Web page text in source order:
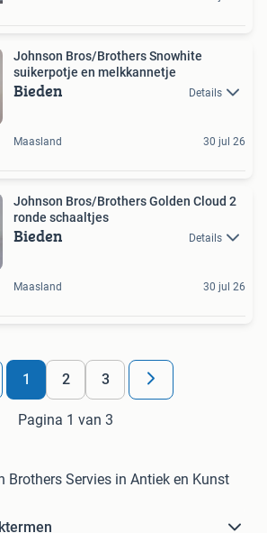
Johnson Bros/Brothers Snowhite
suikerpotje en melkkannetje
Bieden Details
Maasland 30 jul 26
Johnson Bros/Brothers Golden Cloud 2
ronde schaaltjes
Bieden Details
Maasland 30 jul 26
1 2 3
Pagina 1 van 3
Brothers Servies in Antiek en Kunst